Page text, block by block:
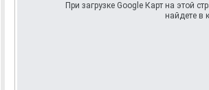
При загрузке Google Карт на этой
найдете в